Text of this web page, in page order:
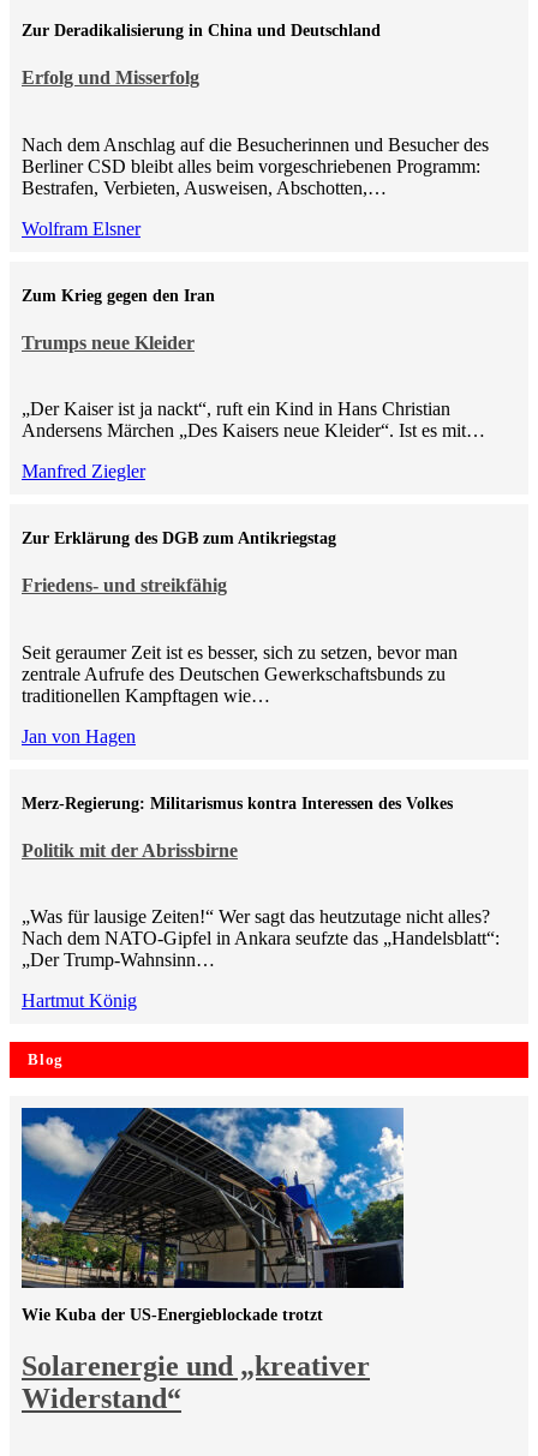
Erfolg und Misserfolg
Zur Deradikalisierung in China und Deutschland
Nach dem Anschlag auf die Besucherinnen und Besucher des
Berliner CSD bleibt alles beim vorgeschriebenen Programm:
Bestrafen, Verbieten, Ausweisen, Abschotten,…
Wolfram Elsner
Trumps neue Kleider
Zum Krieg gegen den Iran
„Der Kaiser ist ja nackt“, ruft ein Kind in Hans Christian
Andersens Märchen „Des Kaisers neue Kleider“. Ist es mit…
Manfred Ziegler
Friedens- und streikfähig
Zur Erklärung des DGB zum Antikriegstag
Seit geraumer Zeit ist es besser, sich zu setzen, bevor man
zentrale Aufrufe des Deutschen Gewerkschaftsbunds zu
traditionellen Kampftagen wie…
Jan von Hagen
Politik mit der Abrissbirne
Merz-Regierung: Militarismus kontra Inte­ressen des Volkes
„Was für lausige Zeiten!“ Wer sagt das heutzutage nicht alles?
Nach dem NATO-Gipfel in Ankara seufzte das „Handelsblatt“:
„Der Trump-Wahnsinn…
Hartmut König
Blog
Solarenergie und „kreativer
Widerstand“
Wie Kuba der US-Energieblockade trotzt